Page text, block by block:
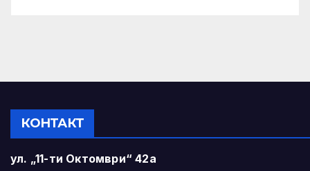
КОНТАКТ
ул. „11-ти Октомври“ 42а